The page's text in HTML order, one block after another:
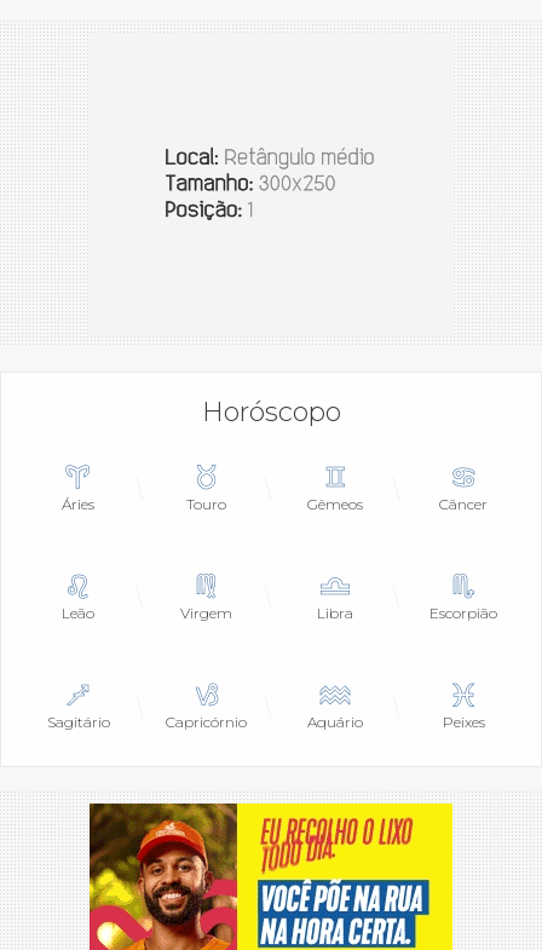
Horóscopo
Áries Touro Gêmeos Câncer
Leão Virgem Libra Escorpião
Sagitário Capricórnio Aquário Peixes